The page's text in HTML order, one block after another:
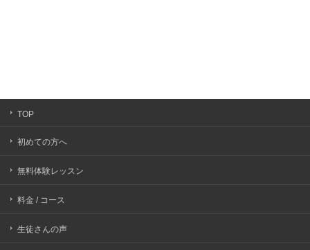
TOP
初めての方へ
無料体験レッスン
料金 / コース
生徒さんの声